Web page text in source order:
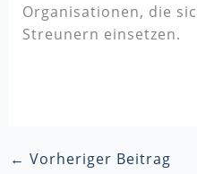
Organisationen, die
Streunern einsetzen.
← Vorheriger Beitrag